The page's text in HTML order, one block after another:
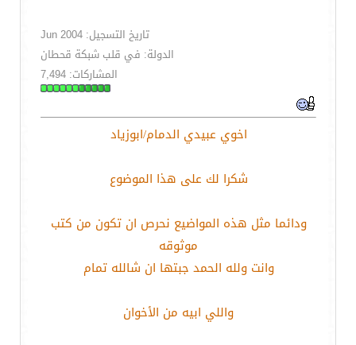
تاريخ التسجيل: Jun 2004
الدولة: في قلب شبكة قحطان
المشاركات: 7,494
اخوي عبيدي الدمام/ابوزياد
شكرا لك على هذا الموضوع
ودائما مثل هذه المواضيع نحرص ان تكون من كتب
موثوقه
وانت ولله الحمد جبتها ان شالله تمام
واللي ابيه من الأخوان